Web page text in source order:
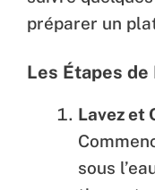
préparer un
Les Étapes
Lavez et
sous